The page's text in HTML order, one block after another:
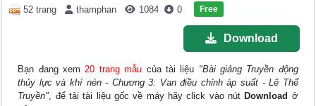
52 trang thamphan 1084 0 Free
Download
Bạn đang xem20 trang mẫu của tài liệu "Bài giảng Truyền động
thủy lực và khí nén - Chương 3: Van điều chỉnh áp suất - Lê Thể
Truyền", để tải tài liệu gốc về máy hãy click vào nút Download ở